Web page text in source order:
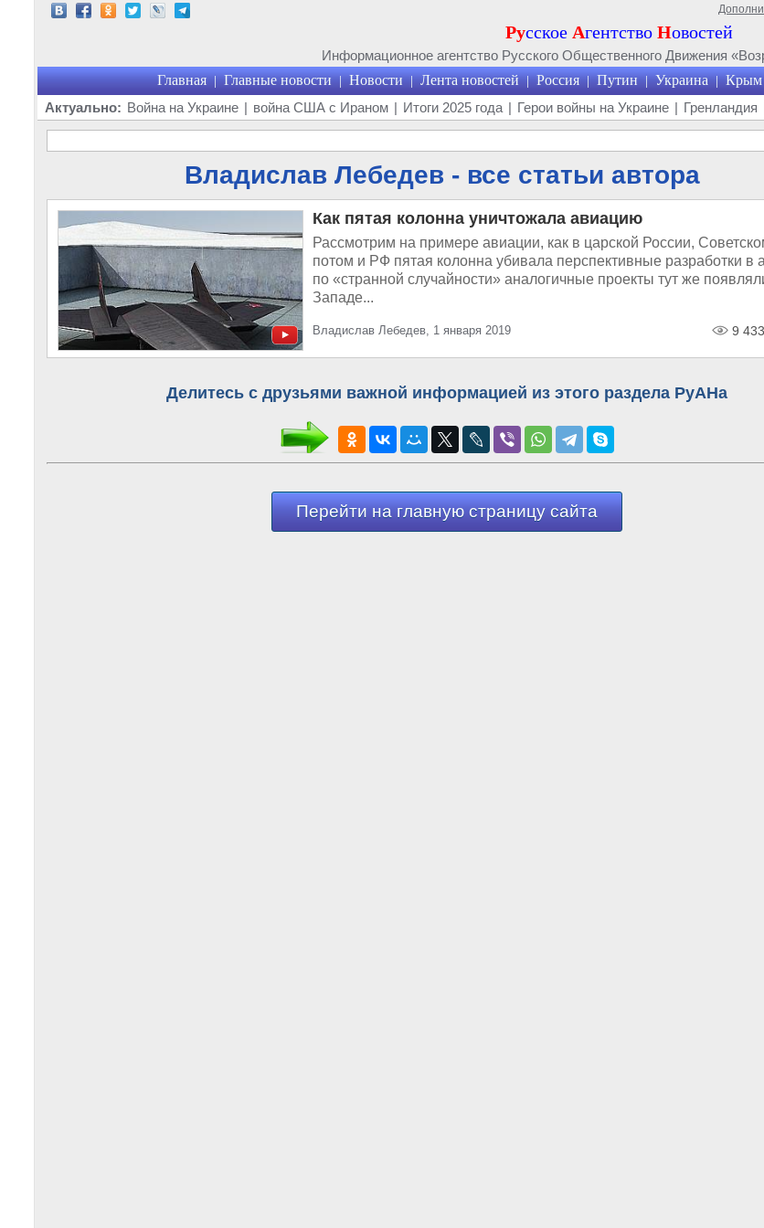
Русское Агентство Новостей
Информационное агентство Русского Общественного Движения
Главная | Главные новости | Новости | Лента новостей | Россия | Путин | Украина | Крым
Актуально: Война на Украине | война США с Ираном | Итоги 2025 года | Герои войны на Украине | Гренландия
Владислав Лебедев - все статьи автора
Как пятая колонна уничтожала авиацию
Рассмотрим на примере авиации, как в царской России,
потом и РФ пятая колонна убивала перспективные разработки в
по «странной случайности» аналогичные проекты тут же
Западе...
Владислав Лебедев, 1 января 2019 9 433
Делитесь с друзьями важной информацией из этого раздела РуАНа
Перейти на главную страницу сайта